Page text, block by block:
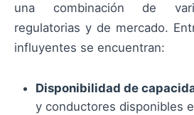
una combinación de
regulatorias y de mercado.
influyentes se encuentran:
Disponibilidad de
y conductores disponibles